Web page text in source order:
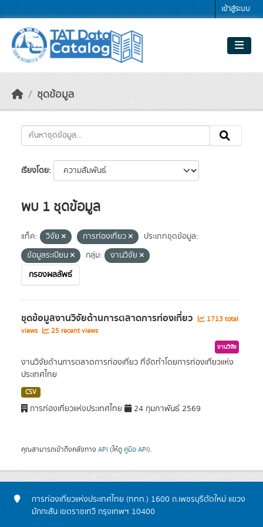
เข้าสู่ระบบ
ชุดข้อมูล
เรียงโดย
พบ 1 ชุดข้อมูล
แท็ค: วิจัย การท่องเที่ยว
ประเภทชุดข้อมูล:
ข้อมูลระเบียน
กลุ่ม:
งานวิจัย
กรองผลลัพธ์
ชุดข้อมูลงานวิจัยด้านการตลาดการท่องเที่ยว
1713 total
views
25 recent views
งานวิจัย
งานวิจัยด้านการตลาดการท่องเที่ยว ที่จัดทำโดยการท่องเที่ยวแห่ง
ประเทศไทย
CSV
การท่องเที่ยวแห่งประเทศไทย 24 กุมภาพันธ์ 2569
คุณสามารถเข้าถึงคลังทาง API (ให้ดู คู่มือ API).
การท่องเที่ยวแห่งประเทศไทย (ททท.) 1600 ถ.เพชรบุรีตัดใหม่ แขวง
มักกะสัน เขตราชเทวี กรุงเทพฯ 10400